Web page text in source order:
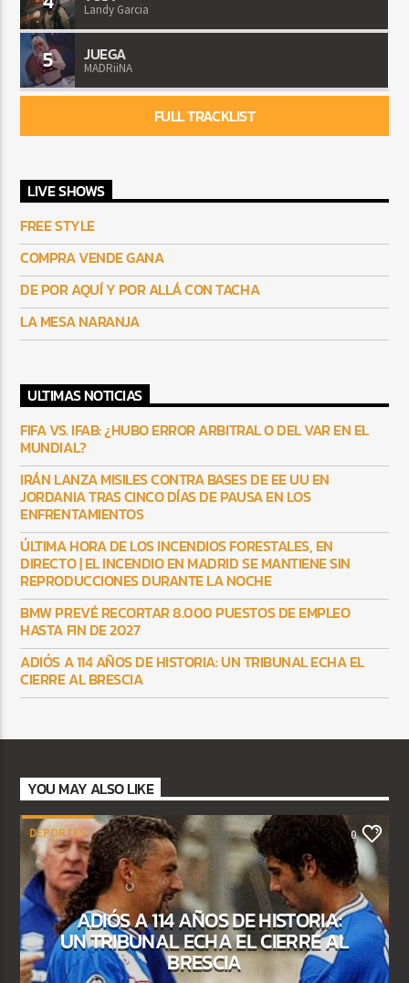
Landy Garcia
5 JUEGA
MADRiiNA
FULL TRACKLIST
LIVE SHOWS
FREE STYLE
COMPRA VENDE GANA
DE POR AQUÍ Y POR ALLÁ CON TACHA
LA MESA NARANJA
ULTIMAS NOTICIAS
FIFA VS. IFAB: ¿HUBO ERROR ARBITRAL O DEL VAR EN EL
MUNDIAL?
IRÁN LANZA MISILES CONTRA BASES DE EE UU EN
JORDANIA TRAS CINCO DÍAS DE PAUSA EN LOS
ENFRENTAMIENTOS
ÚLTIMA HORA DE LOS INCENDIOS FORESTALES, EN
DIRECTO | EL INCENDIO EN MADRID SE MANTIENE SIN
REPRODUCCIONES DURANTE LA NOCHE
BMW PREVÉ RECORTAR 8.000 PUESTOS DE EMPLEO
HASTA FIN DE 2027
ADIÓS A 114 AÑOS DE HISTORIA: UN TRIBUNAL ECHA EL
CIERRE AL BRESCIA
YOU MAY ALSO LIKE
DEPORTES 0
ADIÓS A 114 AÑOS DE HISTORIA:
UN TRIBUNAL ECHA EL CIERRE AL
BRESCIA